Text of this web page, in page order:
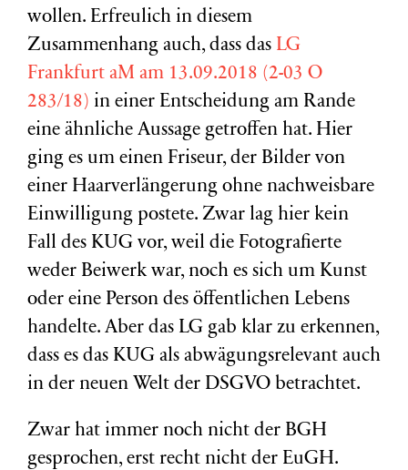
wollen. Erfreulich in diesem
Zusammenhang auch, dass das LG
Frankfurt aM am 13.09.2018 (2-03 O
283/18) in einer Entscheidung am Rande
eine ähnliche Aussage getroffen hat. Hier
ging es um einen Friseur, der Bilder von
einer Haarverlängerung ohne nachweisbare
Einwilligung postete. Zwar lag hier kein
Fall des KUG vor, weil die Fotografierte
weder Beiwerk war, noch es sich um Kunst
oder eine Person des öffentlichen Lebens
handelte. Aber das LG gab klar zu erkennen,
dass es das KUG als abwägungsrelevant auch
in der neuen Welt der DSGVO betrachtet.
Zwar hat immer noch nicht der BGH
gesprochen, erst recht nicht der EuGH.